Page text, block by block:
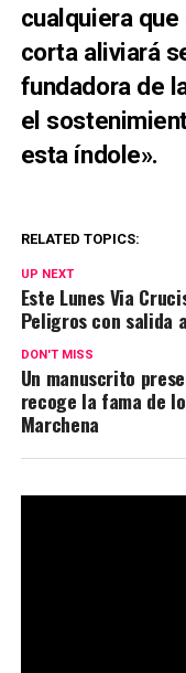
cualquiera
corta aliviará
fundadora de
el
esta índole».
RELATED TOPICS:
UP NEXT
Este Lunes Via
Peligros con salida
DON'T MISS
Un manuscrito
recoge la fama de
Marchena